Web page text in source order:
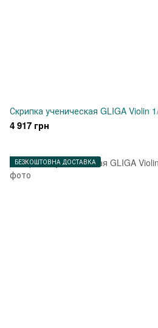
Скрипка ученическая GLIGA Violin
4 917 грн
БЕЗКОШТОВНА ДОСТАВКА